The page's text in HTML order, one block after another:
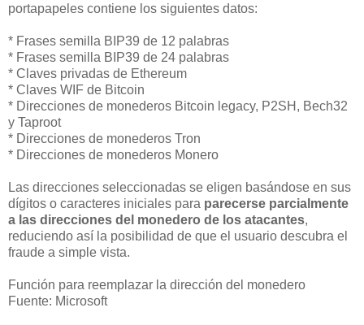
portapapeles contiene los siguientes datos:
* Frases semilla BIP39 de 12 palabras
* Frases semilla BIP39 de 24 palabras
* Claves privadas de Ethereum
* Claves WIF de Bitcoin
* Direcciones de monederos Bitcoin legacy, P2SH, Bech32
y Taproot
* Direcciones de monederos Tron
* Direcciones de monederos Monero
Las direcciones seleccionadas se eligen basándose en sus
dígitos o caracteres iniciales para parecerse parcialmente
a las direcciones del monedero de los atacantes,
reduciendo así la posibilidad de que el usuario descubra el
fraude a simple vista.
Función para reemplazar la dirección del monedero
Fuente: Microsoft